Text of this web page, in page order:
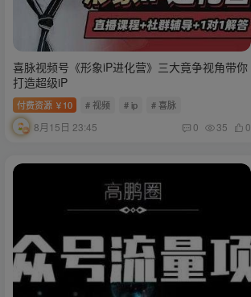
喜脉视频号《形象iP进化营》三大竟争视角带你
打造超级iP
付费资源 ￥ 10 # 视频 # ip # 喜脉
8月15日 23:45 0 35 0